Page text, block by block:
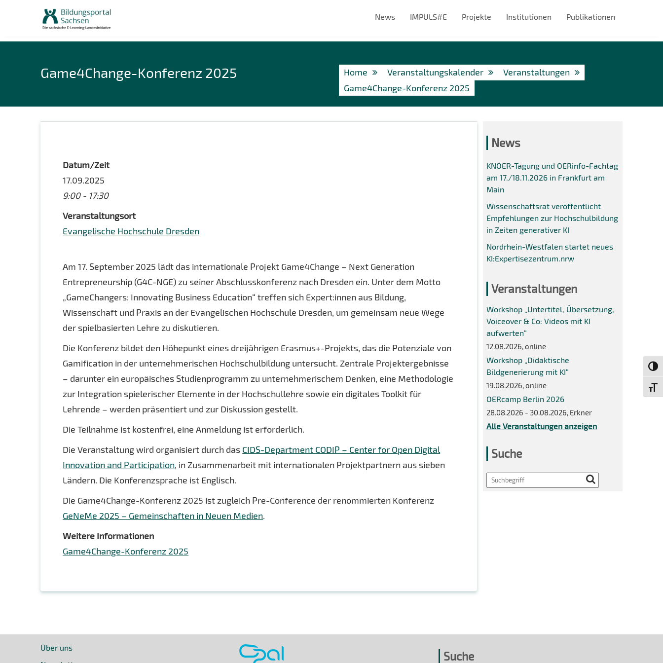
News IMPULS#E Projekte Institutionen Publikationen
Game4Change-Konferenz 2025 Home Veranstaltungskalender
Veranstaltungen
Game4Change-Konferenz 2025
Datum/Zeit
17.09.2025
9:00 - 17:30
Veranstaltungsort
Evangelische Hochschule Dresden
Am 17. September 2025 lädt das internationale Projekt Game4Change – Next Generation
Entrepreneurship (G4C-NGE) zu seiner Abschlusskonferenz nach Dresden ein. Unter dem Motto
„GameChangers: Innovating Business Education“ treffen sich Expert:innen aus Bildung,
Wissenschaft und Praxis an der Evangelischen Hochschule Dresden, um gemeinsam neue Wege
der spielbasierten Lehre zu diskutieren.
Die Konferenz bildet den Höhepunkt eines dreijährigen Erasmus+-Projekts, das die Potenziale von
Gamification in der unternehmerischen Hochschulbildung untersucht. Zentrale Projektergebnisse
– darunter ein europäisches Studienprogramm zu unternehmerischem Denken, eine Methodologie
zur Integration spielerischer Elemente in der Hochschullehre sowie ein digitales Toolkit für
Lehrende – werden präsentiert und zur Diskussion gestellt.
Die Teilnahme ist kostenfrei, eine Anmeldung ist erforderlich.
Die Veranstaltung wird organisiert durch das CIDS-Department CODIP – Center for Open Digital
Innovation and Participation, in Zusammenarbeit mit internationalen Projektpartnern aus sieben
Ländern. Die Konferenzsprache ist Englisch.
Die Game4Change-Konferenz 2025 ist zugleich Pre-Conference der renommierten Konferenz
GeNeMe 2025 – Gemeinschaften in Neuen Medien.
Weitere Informationen
Game4Change-Konferenz 2025
News
KNOER-Tagung und OERinfo-Fachtag
am 17./18.11.2026 in Frankfurt am
Main
Wissenschaftsrat veröffentlicht
Empfehlungen zur Hochschulbildung
in Zeiten generativer KI
Nordrhein-Westfalen startet neues
KI:Expertisezentrum.nrw
Veranstaltungen
Workshop „Untertitel, Übersetzung,
Voiceover & Co: Videos mit KI
aufwerten“
12.08.2026, online
Workshop „Didaktische
Bildgenerierung mit KI“
19.08.2026, online
OERcamp Berlin 2026
28.08.2026 - 30.08.2026, Erkner
Alle Veranstaltungen anzeigen
Suche
Search
Über uns
Suche